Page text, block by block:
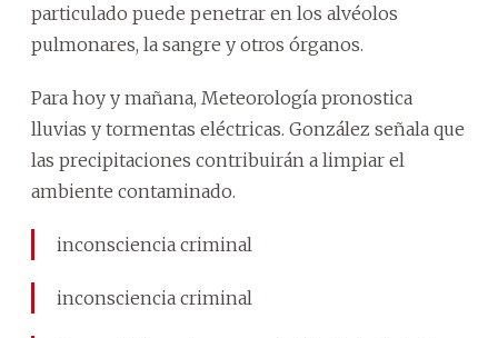
particulado puede penetrar en los alvéolos
pulmonares, la sangre y otros órganos.
Para hoy y mañana, Meteorología pronostica
lluvias y tormentas eléctricas. González señala que
las precipitaciones contribuirán a limpiar el
ambiente contaminado.
inconsciencia criminal
inconsciencia criminal